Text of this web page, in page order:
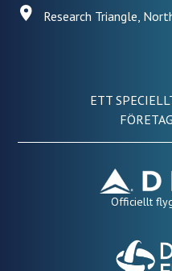
Research Triangle,
ETT
Officiellt